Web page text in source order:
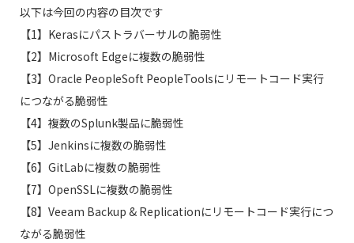
以下は今回の内容の目次です
【1】Kerasにパストラバーサルの脆弱性
【2】Microsoft Edgeに複数の脆弱性
【3】Oracle PeopleSoft PeopleToolsにリモートコード実行
につながる脆弱性
【4】複数のSplunk製品に脆弱性
【5】Jenkinsに複数の脆弱性
【6】GitLabに複数の脆弱性
【7】OpenSSLに複数の脆弱性
【8】Veeam Backup & Replicationにリモートコード実行につ
ながる脆弱性